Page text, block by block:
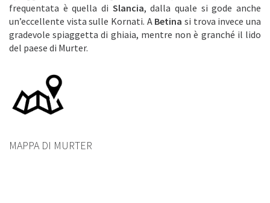
frequentata è quella di Slancia, dalla quale si gode anche
un’eccellente vista sulle Kornati. A Betina si trova invece una
gradevole spiaggetta di ghiaia, mentre non è granché il lido
del paese di Murter.
MAPPA DI MURTER